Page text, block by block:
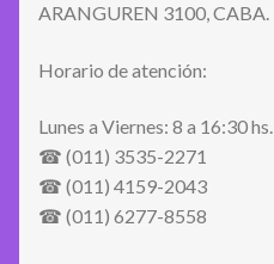
ARANGUREN 3100, CABA.
Horario de atención:
Lunes a Viernes: 8 a 16:30
☎ (011) 3535-2271
☎ (011) 4159-2043
☎ (011) 6277-8558